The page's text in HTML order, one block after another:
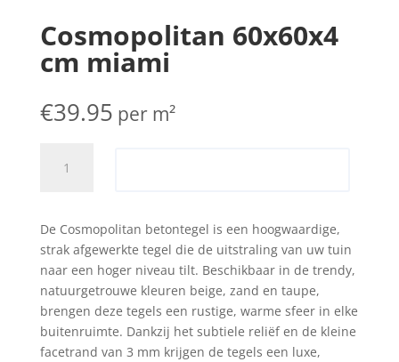
Cosmopolitan 60x60x4
cm miami
€39.95 per m²
60x60x4
aantal
De Cosmopolitan betontegel is een hoogwaardige,
strak afgewerkte tegel die de uitstraling van uw tuin
naar een hoger niveau tilt. Beschikbaar in de trendy,
natuurgetrouwe kleuren beige, zand en taupe,
brengen deze tegels een rustige, warme sfeer in elke
buitenruimte. Dankzij het subtiele reliëf en de kleine
facetrand van 3 mm krijgen de tegels een luxe,